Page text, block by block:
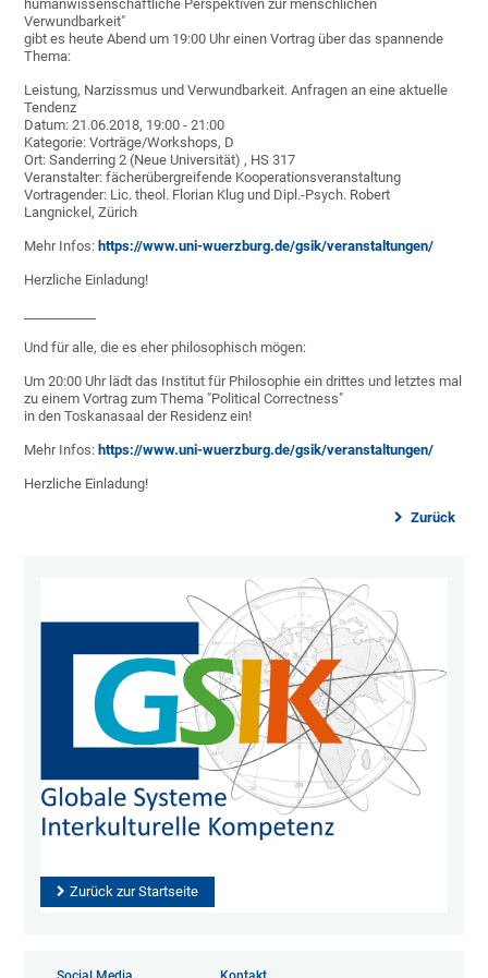
humanwissenschaftliche Perspektiven zur menschlichen
Verwundbarkeit"
gibt es heute Abend um 19:00 Uhr einen Vortrag über das spannende
Thema:
Leistung, Narzissmus und Verwundbarkeit. Anfragen an eine aktuelle
Tendenz
Datum: 21.06.2018, 19:00 - 21:00
Kategorie: Vorträge/Workshops, D
Ort: Sanderring 2 (Neue Universität) , HS 317
Veranstalter: fächerübergreifende Kooperationsveranstaltung
Vortragender: Lic. theol. Florian Klug und Dipl.-Psych. Robert
Langnickel, Zürich
Mehr Infos: https://www.uni-wuerzburg.de/gsik/veranstaltungen/
Herzliche Einladung!
Und für alle, die es eher philosophisch mögen:
Um 20:00 Uhr lädt das Institut für Philosophie ein drittes und letztes mal
zu einem Vortrag zum Thema "Political Correctness"
in den Toskanasaal der Residenz ein!
Mehr Infos: https://www.uni-wuerzburg.de/gsik/veranstaltungen/
Herzliche Einladung!
Zurück
Zurück zur Startseite